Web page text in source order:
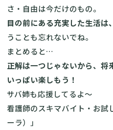
さ・自由は今だけのもの。
目の前にある充実した生活は
うことも忘れないでね。
まとめると…
正解は一つじゃないから、将
いっぱい楽しもう！
サバ姉も応援してるよ～
看護師のスキマバイト・お試
ーラ）」